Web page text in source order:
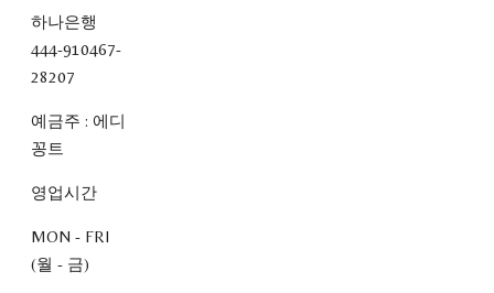
하나은행
444-910467-
28207
예금주 : 에디
꽁트
영업시간
MON - FRI
(월 - 금)